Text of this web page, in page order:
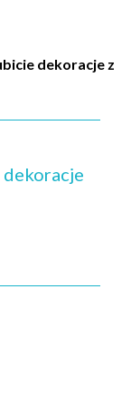
dekoracje z
dekoracje